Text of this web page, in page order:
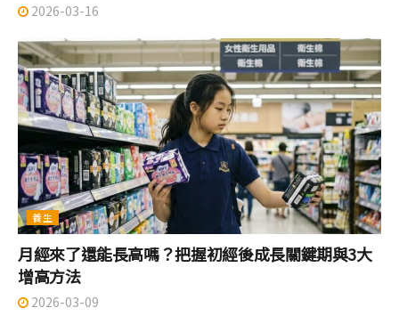
2026-03-16
養生
月經來了還能長高嗎？把握初經後成長關鍵期與3大
增高方法
2026-03-09